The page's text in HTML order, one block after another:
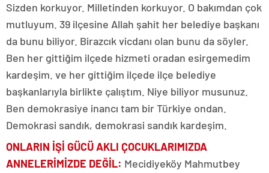
Sizden korkuyor. Milletinden korkuyor. O bakımdan çok
mutluyum. 39 ilçesine Allah şahit her belediye başkanı
da bunu biliyor. Birazcık vicdanı olan bunu da söyler.
Ben her gittiğim ilçede hizmeti oradan esirgemedim
kardeşim. ve her gittiğim ilçede ilçe belediye
başkanlarıyla birlikte çalıştım. Niye biliyor musunuz.
Ben demokrasiye inancı tam bir Türkiye ondan.
Demokrasi sandık, demokrasi sandık kardeşim.
ONLARIN İŞİ GÜCÜ AKLI ÇOCUKLARIMIZDA
ANNELERİMİZDE DEĞİL: Mecidiyeköy Mahmutbey